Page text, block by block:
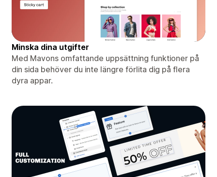
Minska dina utgifter
Med Mavons omfattande uppsättning funktioner på
din sida behöver du inte längre förlita dig på flera
dyra appar.